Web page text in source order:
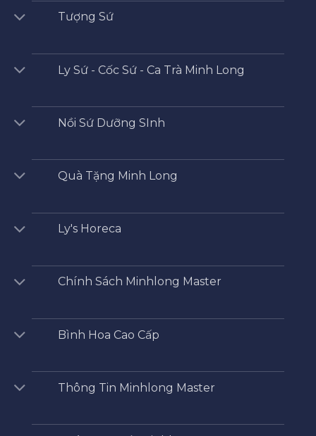
Tượng Sứ
Ly Sứ - Cốc Sứ - Ca Trà Minh Long
Nồi Sứ Dưỡng SInh
Quà Tặng Minh Long
Ly's Horeca
Chính Sách Minhlong Master
Bình Hoa Cao Cấp
Thông Tin Minhlong Master